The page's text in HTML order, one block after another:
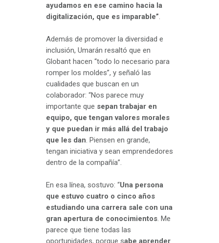
ayudamos en ese camino hacia la
digitalización, que es imparable”.
Además de promover la diversidad e
inclusión, Umarán resaltó que en
Globant hacen “todo lo necesario para
romper los moldes”, y señaló las
cualidades que buscan en un
colaborador: “Nos parece muy
importante que sepan trabajar en
equipo, que tengan valores morales
y que puedan ir más allá del trabajo
que les dan. Piensen en grande,
tengan iniciativa y sean emprendedores
dentro de la compañía”.
En esa línea, sostuvo: “Una persona
que estuvo cuatro o cinco años
estudiando una carrera sale con una
gran apertura de conocimientos. Me
parece que tiene todas las
oportunidades, porque sabe aprender